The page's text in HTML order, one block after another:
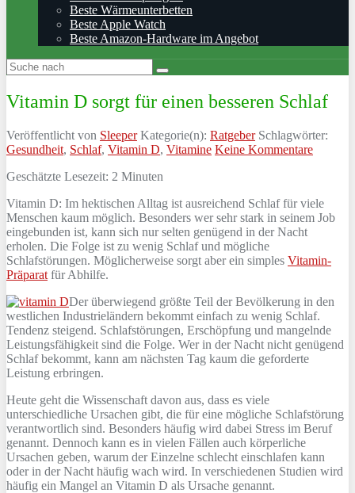
Beste Wärmeunterbetten
Beste Apple Watch
Beste Amazon-Hardware im Angebot
Vitamin D sorgt für einen besseren Schlaf
Veröffentlicht von Sleeper Kategorie(n): RatgeberSchlagwörter:
Gesundheit, Schlaf, Vitamin D, Vitamine Keine Kommentare
Geschätzte Lesezeit: 2 Minuten
Vitamin D: Im hektischen Alltag ist ausreichend Schlaf für viele
Menschen kaum möglich. Besonders wer sehr stark in seinem Job
eingebunden ist, kann sich nur selten genügend in der Nacht
erholen. Die Folge ist zu wenig Schlaf und mögliche
Schlafstörungen. Möglicherweise sorgt aber ein simples Vitamin-
Präparat für Abhilfe.
Der überwiegend größte Teil der Bevölkerung in den
westlichen Industrieländern bekommt einfach zu wenig Schlaf.
Tendenz steigend. Schlafstörungen, Erschöpfung und mangelnde
Leistungsfähigkeit sind die Folge. Wer in der Nacht nicht genügend
Schlaf bekommt, kann am nächsten Tag kaum die geforderte
Leistung erbringen.
Heute geht die Wissenschaft davon aus, dass es viele
unterschiedliche Ursachen gibt, die für eine mögliche Schlafstörung
verantwortlich sind. Besonders häufig wird dabei Stress im Beruf
genannt. Dennoch kann es in vielen Fällen auch körperliche
Ursachen geben, warum der Einzelne schlecht einschlafen kann
oder in der Nacht häufig wach wird. In verschiedenen Studien wird
häufig ein Mangel an Vitamin D als Ursache genannt.